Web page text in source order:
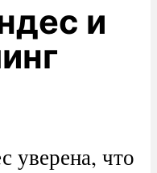
и
уверена, что